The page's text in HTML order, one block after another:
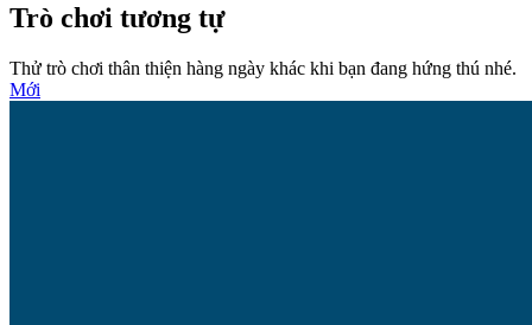
Trò chơi tương tự
Thử trò chơi thân thiện hàng ngày khác khi bạn đang hứng thú nhé.
Mới